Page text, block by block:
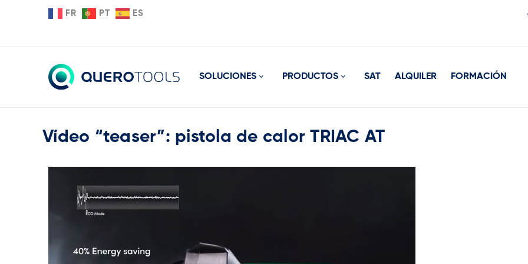
FR PT ES
SOLUCIONES PRODUCTOS SAT ALQUILER FORMACIÓN
Vídeo “teaser”: pistola de calor TRIAC AT